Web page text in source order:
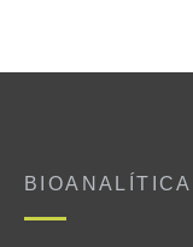
BIOANALÍTICA